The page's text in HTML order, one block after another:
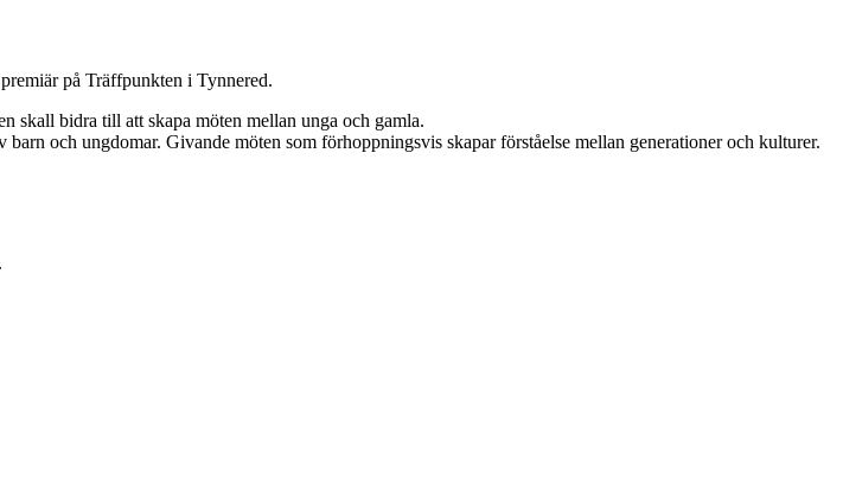
på Träffpunkten i Tynnered.
skall bidra till att skapa möten mellan unga och gamla.
och ungdomar. Givande möten som förhoppningsvis skapar förståelse mellan generationer och kulturer.